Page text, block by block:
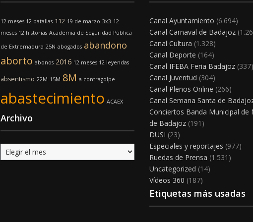
12 meses 12 batallas 112 19 de marzo 3x3 12
meses 12 historias Academia de Seguridad Pública
de Extremadura 25N abogados abandono
aborto abonos 2016 12 meses 12 leyendas
absentismo 22M 15M 8M a contragolpe
abastecimiento ACAEX
Archivo
Archivo
Canal Ayuntamiento (6.694)
Canal Carnaval de Badajoz
Canal Cultura (1.328)
Canal Deporte (164)
Canal IFEBA Feria Badajoz (337)
Canal Juventud (304)
Canal Plenos Online (266)
Canal Semana Santa de
Conciertos Banda Municipal de
de Badajoz (191)
DUSI (23)
Especiales y reportajes (977)
Ruedas de Prensa (1.531)
Uncategorized (14)
Vídeos 360 (187)
Etiquetas más usadas